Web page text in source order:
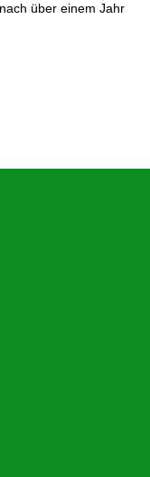
über einem Jahr